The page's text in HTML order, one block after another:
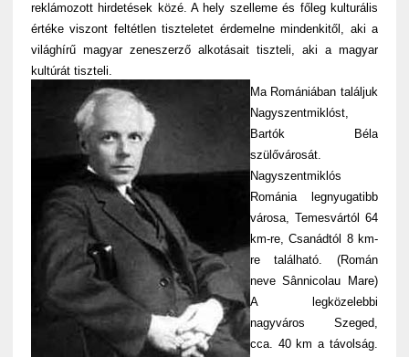
reklámozott hirdetések közé. A hely szelleme és főleg kulturális
értéke viszont feltétlen tiszteletet érdemelne mindenkitől, aki a
világhírű magyar zeneszerző alkotásait tiszteli, aki a magyar
kultúrát tiszteli.
Ma Romániában találjuk
Nagyszentmiklóst,
Bartók Béla
szülővárosát.
Nagyszentmiklós
Románia legnyugatibb
városa, Temesvártól 64
km-re, Csanádtól 8 km-
re található. (Román
neve Sânnicolau Mare)
A legközelebbi
nagyváros Szeged,
cca. 40 km a távolság.